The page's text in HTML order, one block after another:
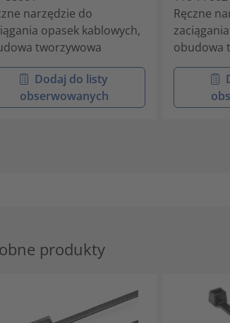
narzędzie do
opasek kablowych,
tworzywowa
Dodaj do listy
obserwowanych
Ręczne
obudowa
produkty